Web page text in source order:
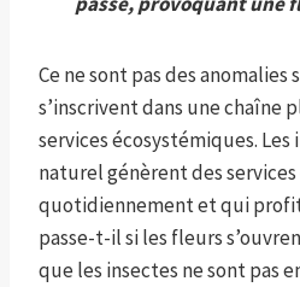
Ce ne sont pas des
s’inscrivent dans une chaîne
services écosystémiques.
naturel génèrent des
quotidiennement et qui
passe-t-il si les fleurs
que les insectes ne sont pas